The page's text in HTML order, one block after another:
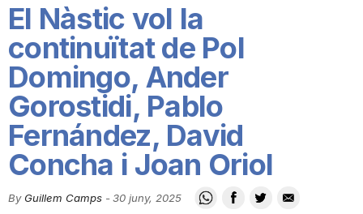
C
i
El Nàstic vol la
continuïtat de Pol
Domingo, Ander
Gorostidi, Pablo
Fernández, David
Concha i Joan Oriol
By Guillem Camps -30 juny, 2025